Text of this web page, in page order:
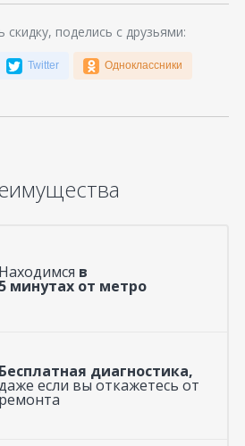
поделись с друзьями:
Twitter Одноклассники
Находимся в
5 минутах от метро
Бесплатная диагностика,
если вы откажетесь от